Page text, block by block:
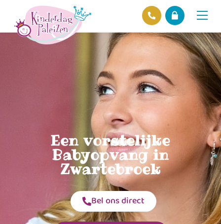
Een vorstelijke
Babyopvang in
Zwartebroek
Bel ons direct